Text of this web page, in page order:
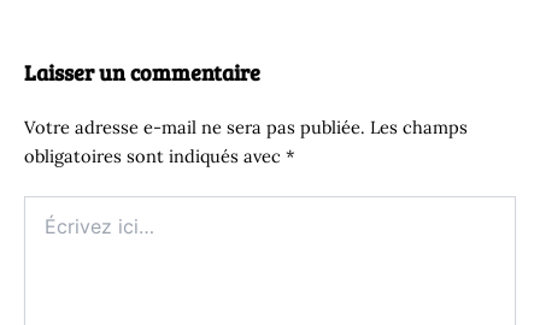
Laisser un commentaire
Votre adresse e-mail ne sera pas publiée. Les champs
obligatoires sont indiqués avec *
ici…